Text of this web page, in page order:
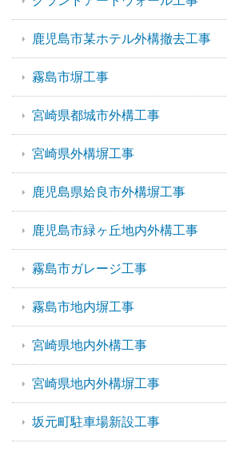
鹿児島市某ホテル外構撤去工事
霧島市塀工事
宮崎県都城市外構工事
宮崎県外構塀工事
鹿児島県姶良市外構塀工事
鹿児島市緑ヶ丘地内外構工事
霧島市ガレージ工事
霧島市地内塀工事
宮崎県地内外構工事
宮崎県地内外構塀工事
坂元町駐車場新設工事